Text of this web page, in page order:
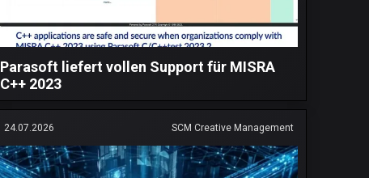
Parasoft liefert vollen Support für MISRA
C++ 2023
24.07.2026 SCM Creative Management